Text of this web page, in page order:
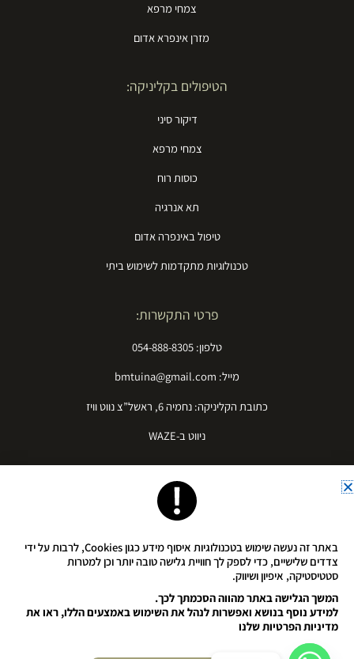
צמחי מרפא
מזרן אינפרא אדום
הטיפולים בקליניקה:
דיקור סיני
צמחי מרפא
כוסות רוח
תא אנרגיה
טיפול באינפרה אדום
טכנולוגיות מתקדמות לשימוש ביתי
פרטי התקשרות:
טלפון: 054-888-8305
מייל: bmtuina@gmail.com
כתובת הקליניקה: נחמיה 6, ראשל”צ נווט וויז
ניווט ב-WAZE
תקנון פרטיות
באתר זה נעשה שימוש בטכנולוגיות איסוף מידע כגון Cookies, לרבות על ידי
צדדים שלישיים, כדי לספק לך חוויית גלישה טובה יותר וכן למטרות
סטטיסטיקה, איפיון ושיווק.
המשך הגלישה באתר מהווה הסכמתך לכך.
למידע נוסף בנושא ואפשרות לנהל את השימוש באמצעים הללו, ראו את
מדיניות הפרטיות שלנו